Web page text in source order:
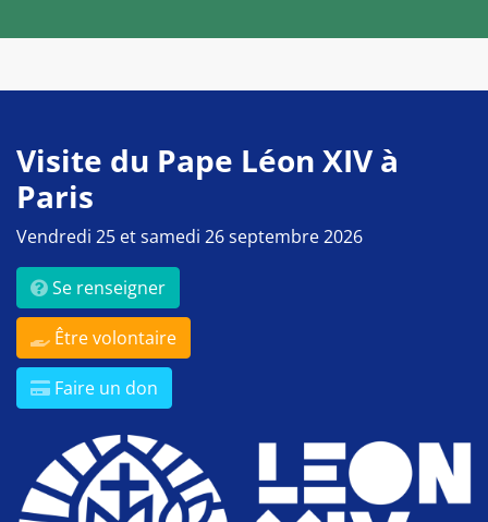
Visite du Pape Léon XIV à
Paris
Vendredi 25 et samedi 26 septembre 2026
Se renseigner
Être volontaire
Faire un don